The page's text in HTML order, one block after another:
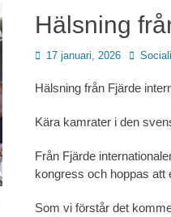
Hälsning
Publicerad
17 januari, 2026
Hälsning från Fjärde
Kära kamrater i den
Från Fjärde
kongress och hoppas att
Som vi förstår det